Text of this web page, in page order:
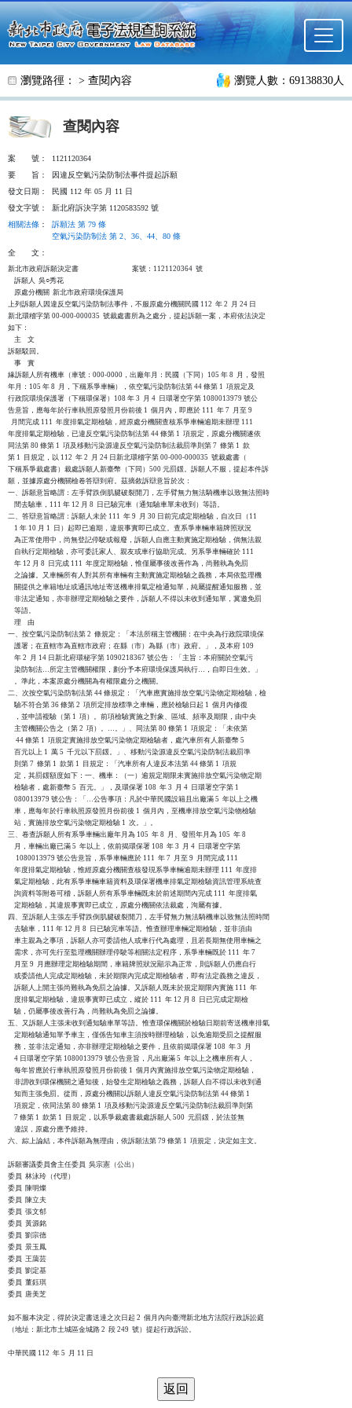
跳至主要內容
瀏覽路徑： > 查閱內容 瀏覽人數：69138830人
查閱內容
案 號：
1121120364
要
旨：
因違反空氣污染防制法事件提起訴願
發文日期：
民國 112 年 05 月 11 日
發文字號：
新北府訴決字第 1120583592 號
相關法條 ：
訴願法 第 79 條
空氣污染防制法 第 2、36、44、80 條
全
文：
新北市政府訴願決定書                                  案號：1121120364  號
    訴願人  吳○秀花
    原處分機關  新北市政府環境保護局
上列訴願人因違反空氣污染防制法事件，不服原處分機關民國 112  年 2  月 24 日
新北環稽字第 00-000-000035  號裁處書所為之處分，提起訴願一案，本府依法決定
如下：
    主    文
訴願駁回。
    事    實
緣訴願人所有機車（車號：000-0000，出廠年月：民國（下同）105 年 8  月，發照
年月：105 年 8  月，下稱系爭車輛），依空氣污染防制法第 44 條第 1  項規定及
行政院環境保護署（下稱環保署）108 年 3  月 4  日環署空字第 1080013979 號公
告意旨，應每年於行車執照原發照月份前後 1  個月內，即應於 111  年 7  月至 9
  月間完成 111  年度排氣定期檢驗，經原處分機關查核系爭車輛逾期未辦理 111
年度排氣定期檢驗，已違反空氣污染防制法第 44 條第 1  項規定，原處分機關遂依
同法第 80 條第 1  項及移動污染源違反空氣污染防制法裁罰準則第 7  條第 1  款
第 1  目規定，以 112  年 2  月 24 日新北環稽字第 00-000-000035  號裁處書（
下稱系爭裁處書）裁處訴願人新臺幣（下同）500 元罰鍰。訴願人不服，提起本件訴
願，並據原處分機關檢卷答辯到府。茲摘敘訴辯意旨於次：
一、訴願意旨略謂：左手臂跌倒肌腱破裂開刀，左手臂無力無法騎機車以致無法照時
    間去驗車，111 年 12 月 8  日已驗完車（通知驗車單未收到）等語。
二、答辯意旨略謂：訴願人未於 111  年 9  月 30 日前完成定期檢驗，自次日（11
    1 年 10 月 1  日）起即已逾期，違規事實即已成立。查系爭車輛車籍牌照狀況
    為正常使用中，尚無登記停駛或報廢，訴願人自應主動實施定期檢驗，倘無法親
    自執行定期檢驗，亦可委託家人、親友或車行協助完成。另系爭車輛確於 111
    年 12 月 8  日完成 111  年度定期檢驗，惟僅屬事後改善作為，尚難執為免罰
    之論據。又車輛所有人對其所有車輛有主動實施定期檢驗之義務，本局依監理機
    關提供之車籍地址或通訊地址寄送機車排氣定檢通知單，純屬提醒通知服務，並
    非法定通知，亦非辦理定期檢驗之要件，訴願人不得以未收到通知單，冀邀免罰
    等語。
    理    由
一、按空氣污染防制法第 2  條規定：「本法所稱主管機關：在中央為行政院環境保
    護署；在直轄市為直轄市政府；在縣（市）為縣（市）政府。」，及本府 109
    年 2  月 14 日新北府環秘字第 1090218367 號公告：「主旨：本府關於空氣污
    染防制法…所定主管機關權限，劃分予本府環境保護局執行…，自即日生效。」
    。準此，本案原處分機關為有權限處分之機關。
二、次按空氣污染防制法第 44 條規定：「汽車應實施排放空氣污染物定期檢驗，檢
    驗不符合第 36 條第 2  項所定排放標準之車輛，應於檢驗日起 1  個月內修復
    ，並申請複驗（第 1  項）。前項檢驗實施之對象、區域、頻率及期限，由中央
    主管機關公告之（第 2  項）。…。」、同法第 80 條第 1  項規定：「未依第
     44 條第 1  項規定實施排放空氣污染物定期檢驗者，處汽車所有人新臺幣 5
    百元以上 1  萬 5  千元以下罰鍰。」、移動污染源違反空氣污染防制法裁罰準
    則第 7  條第 1  款第 1  目規定：「汽車所有人違反本法第 44 條第 1  項規
    定，其罰鍰額度如下：一、機車：（一）逾規定期限未實施排放空氣污染物定期
    檢驗者，處新臺幣 5  百元。」，及環保署 108  年 3  月 4  日環署空字第 1
    080013979 號公告：「…公告事項：凡於中華民國設籍且出廠滿 5  年以上之機
    車，應每年於行車執照原發照月份前後 1  個月內，至機車排放空氣污染物檢驗
    站，實施排放空氣污染物定期檢驗 1  次。」。
三、卷查訴願人所有系爭車輛出廠年月為 105  年 8  月、發照年月為 105  年 8
    月，車輛出廠已滿 5  年以上，依前揭環保署 108  年 3  月 4  日環署空字第
     1080013979 號公告意旨，系爭車輛應於 111  年 7  月至 9  月間完成 111
    年度排氣定期檢驗，惟經原處分機關查核發現系爭車輛逾期未辦理 111  年度排
    氣定期檢驗，此有系爭車輛車籍資料及環保署機車排氣定期檢驗資訊管理系統查
    詢資料等附卷可稽，訴願人所有系爭車輛既未於前述期間內完成 111  年度排氣
    定期檢驗，其違規事實即已成立，原處分機關依法裁處，洵屬有據。
四、至訴願人主張左手臂跌倒肌腱破裂開刀，左手臂無力無法騎機車以致無法照時間
    去驗車，111 年 12 月 8  日已驗完車等語。惟查辦理車輛定期檢驗，並非須由
    車主親為之事項，訴願人亦可委請他人或車行代為處理，且若長期無使用車輛之
    需求，亦可先行至監理機關辦理停駛等相關法定程序，系爭車輛既於 111  年 7
    月至 9  月應辦理定期檢驗期間，車籍牌照狀況顯示為正常，則訴願人仍應自行
    或委請他人完成定期檢驗，未於期限內完成定期檢驗者，即有法定義務之違反，
    訴願人上開主張尚難執為免罰之論據。又訴願人既未於規定期限內實施 111  年
    度排氣定期檢驗，違規事實即已成立，縱於 111  年 12 月 8  日已完成定期檢
    驗，仍屬事後改善行為，尚難執為免罰之論據。
五、又訴願人主張未收到通知驗車單等語。惟查環保機關於檢驗日期前寄送機車排氣
    定期檢驗通知單予車主，僅係告知車主須按時辦理檢驗，以免逾期受罰之提醒服
    務，並非法定通知，亦非辦理定期檢驗之要件，且依前揭環保署 108  年 3  月
    4 日環署空字第 1080013979 號公告意旨，凡出廠滿 5  年以上之機車所有人，
    每年皆應於行車執照原發照月份前後 1  個月內實施排放空氣污染物定期檢驗，
    非謂收到環保機關之通知後，始發生定期檢驗之義務，訴願人自不得以未收到通
    知而主張免罰。從而，原處分機關以訴願人違反空氣污染防制法第 44 條第 1
    項規定，依同法第 80 條第 1  項及移動污染源違反空氣污染防制法裁罰準則第
    7 條第 1  款第 1  目規定，以系爭裁處書裁處訴願人 500  元罰鍰，於法並無
    違誤，原處分應予維持。
六、綜上論結，本件訴願為無理由，依訴願法第 79 條第 1  項規定，決定如主文。
訴願審議委員會主任委員  吳宗憲（公出）
委員  林泳玲（代理）
委員  陳明燦
委員  陳立夫
委員  張文郁
委員  黃源銘
委員  劉宗德
委員  景玉鳳
委員  王藹芸
委員  劉定基
委員  董鈺琪
委員  唐美芝
如不服本決定，得於決定書送達之次日起 2  個月內向臺灣新北地方法院行政訴訟庭
（地址：新北市土城區金城路 2  段 249  號）提起行政訴訟。